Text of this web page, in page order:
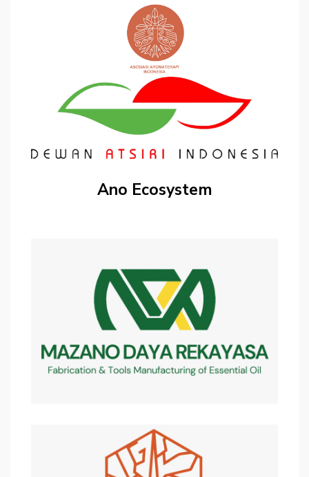
Ano Ecosystem